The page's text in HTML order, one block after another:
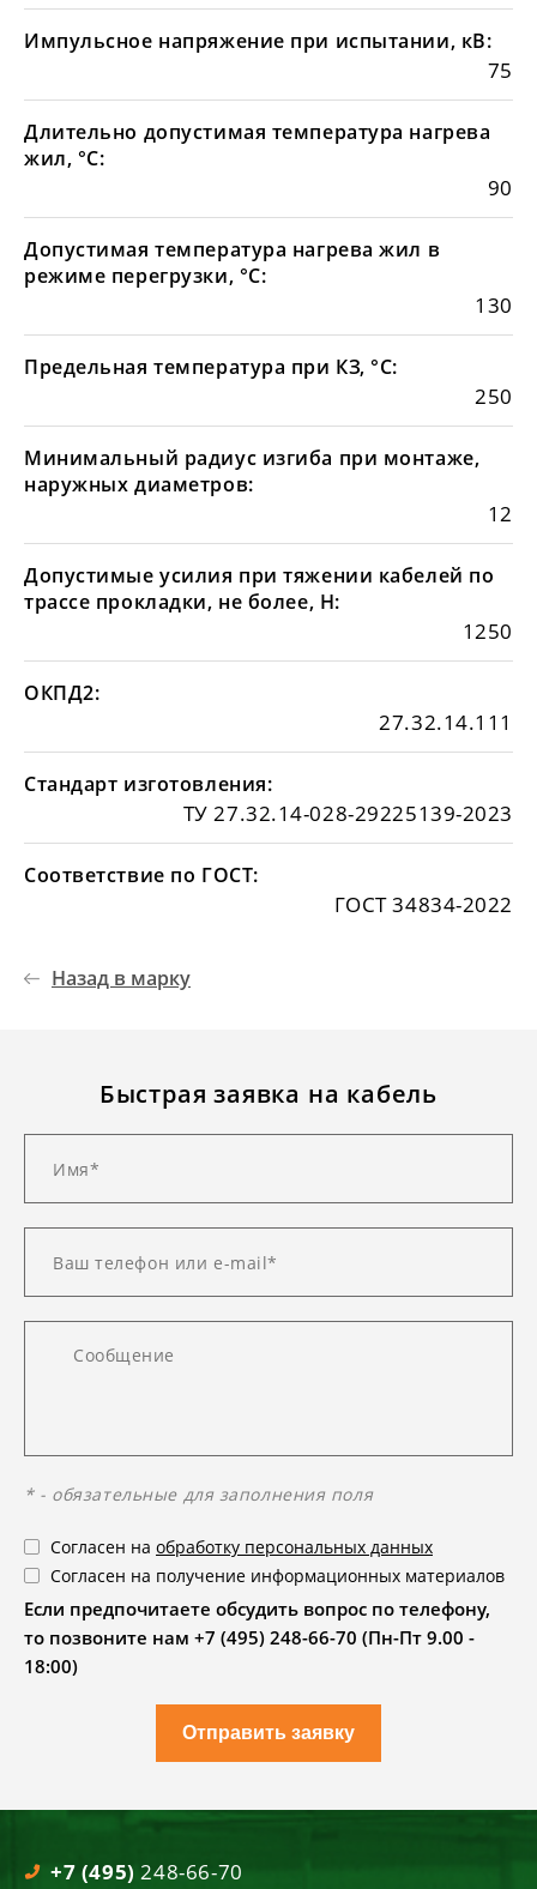
Импульсное напряжение при испытании, кВ:
75
Длительно допустимая температура нагрева
жил, °С:
90
Допустимая температура нагрева жил в
режиме перегрузки, °С:
130
Предельная температура при КЗ, °С:
250
Минимальный радиус изгиба при монтаже,
наружных диаметров:
12
Допустимые усилия при тяжении кабелей по
трассе прокладки, не более, Н:
1250
ОКПД2:
27.32.14.111
Стандарт изготовления:
ТУ 27.32.14-028-29225139-2023
Соответствие по ГОСТ:
ГОСТ 34834-2022
Назад в марку
Быстрая заявка на кабель
* - обязательные для заполнения поля
Согласен на обработку персональных данных
Согласен на получение информационных материалов
Если предпочитаете обсудить вопрос по телефону,
то позвоните нам +7 (495) 248-66-70 (Пн-Пт 9.00 -
18:00)
Отправить заявку
+7 (495) 248-66-70